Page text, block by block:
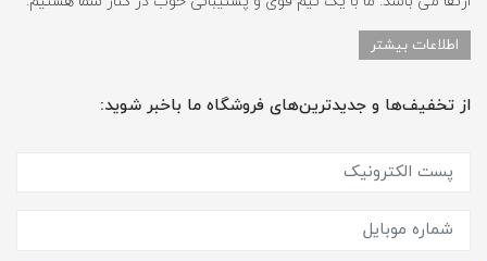
اطلاعات بیشتر
از تخفیف‌ها و جدیدترین‌های فروشگاه ما باخبر شوید: